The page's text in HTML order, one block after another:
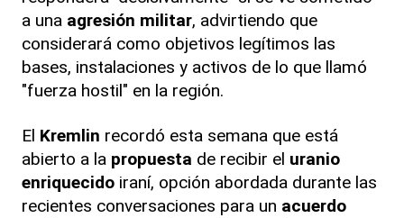
a una agresión militar, advirtiendo que
considerará como objetivos legítimos las
bases, instalaciones y activos de lo que llamó
"fuerza hostil" en la región.
El Kremlin recordó esta semana que está
abierto a la propuesta de recibir el uranio
enriquecido iraní, opción abordada durante las
recientes conversaciones para un acuerdo